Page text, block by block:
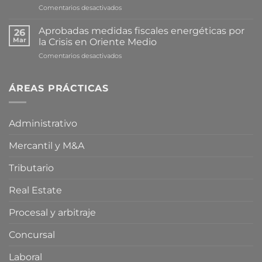
Comentarios desactivadosen
avanza
en
la
tramitación
26
Mar
Aprobadas medidas fiscales energéticas por
la Crisis en Oriente Medio
Comentarios desactivadosen
ÁREAS PRÁCTICAS
Administrativo
Mercantil y M&A
Tributario
Real Estate
Procesal y arbitraje
Concursal
Laboral